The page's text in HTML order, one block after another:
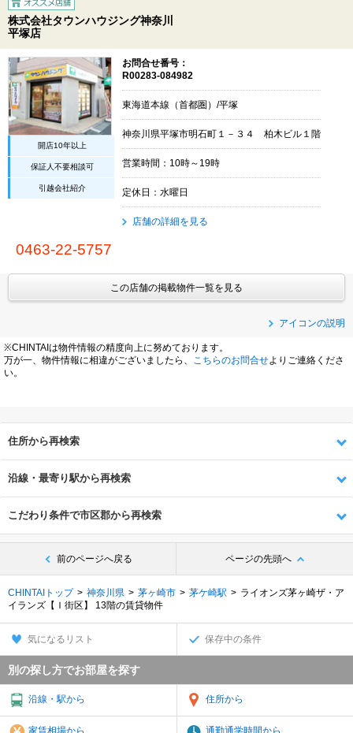
株式会社タウンハウジング神奈川
平塚店
開店10年以上
保証人不要相談可
引越会社紹介
お問合せ番号：
R00283-084982
東海道本線（首都圏）/平塚
神奈川県平塚市明石町１－３４ 柏木ビル１階
営業時間：10時～19時
定休日：水曜日
店舗の詳細を見る
0463-22-5757
この店舗の掲載物件一覧を見る
アイコンの説明
※CHINTAIは物件情報の精度向上に努めております。
万が一、物件情報に相違がございましたら、
こちらのお問合せよりご連絡くださ
い。
住所から再検索
沿線・最寄り駅から再検索
こだわり条件で市区郡から再検索
前のページへ戻る ページの先頭へ
CHINTAIトップ 神奈川県 茅ヶ崎市 茅ケ崎駅
ライオンズ茅ヶ崎ザ・ア
イランズ【Ｉ街区】 13階の賃貸物件
気になるリスト 保存中の条件
別の探し方でお部屋を探す
沿線・駅から 住所から
家賃相場から 通勤通学時間から